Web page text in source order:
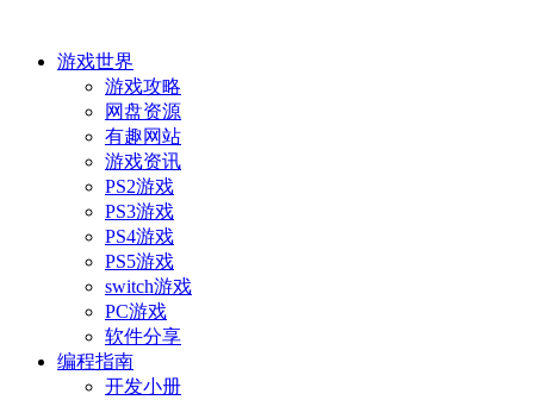
游戏世界
游戏攻略
网盘资源
有趣网站
游戏资讯
PS2游戏
PS3游戏
PS4游戏
PS5游戏
switch游戏
PC游戏
软件分享
编程指南
开发小册